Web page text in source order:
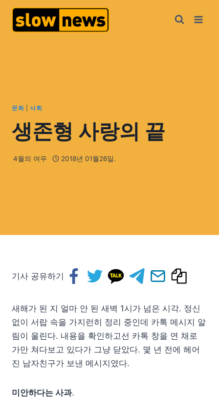
문화| 사회
생존형 사랑의 끝
4월의 여우 2018년 01월26일.
기사 공유하기
새해가 된 지 얼마 안 된 새벽 1시가 넘은 시각. 정신
없이 서랍 속을 가지런히 정리 중인데 카톡 메시지 알
림이 울린다. 내용을 확인하고선 카톡 창을 연 채로
가만 쳐다보고 있다가 그냥 닫았다. 몇 년 전에 헤어
진 남자친구가 보낸 메시지였다.
미안하다는 사과.